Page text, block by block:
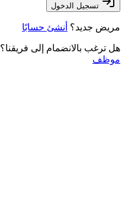
تسجيل الدخول
مريض جديد؟ أنشئ حسابًا
هل ترغب بالانضمام إلى فريقنا؟
موظف